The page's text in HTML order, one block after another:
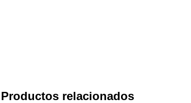
Productos relacionados